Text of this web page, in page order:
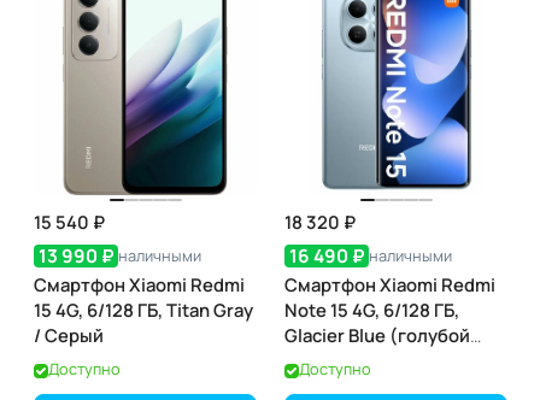
15 540 ₽
13 990 ₽ наличными
Смартфон Xiaomi Redmi
15 4G, 6/128 ГБ, Titan Gray
/ Серый
Доступно
18 320 ₽
16 490 ₽ наличными
Смартфон Xiaomi Redmi
Note 15 4G, 6/128 ГБ,
Glacier Blue (голубой
лед)
Доступно